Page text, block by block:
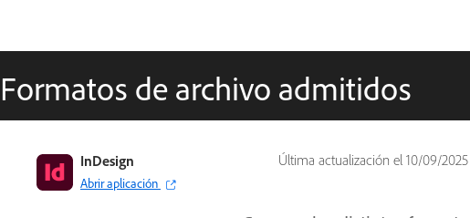
Formatos de archivo admitidos
Última actualización el 10/09/2025
InDesign
Abrir aplicación
Guía del usuario de InDesign
Aprenda a usar InDesign